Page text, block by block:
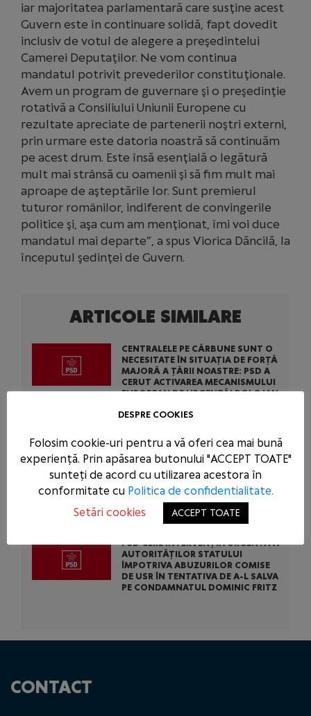
iar majoritatea parlamentară care susţine acest
Guvern este în continuare solidă, fapt dovedit
inclusiv de votul de alegere a preşedintelui
Camerei Deputaţilor. Ne vom continua
mandatul potrivit prevederilor constituţionale.
Avem un program de guvernare şi o preşedinţie
rotativă a Consiliului Uniunii Europene cu
rezultate apreciate de partenerii noştri externi,
prin urmare este datoria noastră să continuăm
pe acest drum. Este însă esenţială o legătură
mult mai strânsă cu oamenii şi să fim mult mai
aproape de aşteptările lor. Sunt premierul
tuturor românilor, indiferent de convingerile
politice şi, aşa cum am menţionat, îmi voi duce
mandatul mai departe”, a spus Viorica Dăncilă, la
începutul şedinţei de Guvern.
ARTICOLE SIMILARE
CENTRALELE PE CĂRBUNE SUNT O
NECESITATE ÎN SITUAȚIA DE FORȚĂ
MAJORĂ A ȚĂRII NOASTRE: PSD A
CERUT ACTIVAREA MECANISMULUI
EUROPEAN DE URGENȚĂ! BOLOJAN
CAUZA ROMÂNIEI LA BRUXELLES!
PSD CONDAMNĂ ACȚIUNEA
SCANDALOASĂ A USR ȘI PNL: AU
BLOCAT 771 DE MILIOANE DE EURO
DIN BANII EUROPENI AI ROMÂNIEI
PENTRU A-L SCĂPA PE
CONDAMNATUL DOMINIC FRITZ
PSD CERE INTERVENȚIA URGENTĂ A
AUTORITĂȚILOR STATULUI
ÎMPOTRIVA ABUZURILOR COMISE
DE USR ÎN TENTATIVA DE A-L SALVA
PE CONDAMNATUL DOMINIC FRITZ
CONTACT
DESPRE COOKIES
Folosim cookie-uri pentru a vă oferi cea mai bună
experiență. Prin apăsarea butonului "ACCEPT TOATE"
sunteți de acord cu utilizarea acestora în
conformitate cu Politica de confidentialitate.
Setări cookies
ACCEPT TOATE